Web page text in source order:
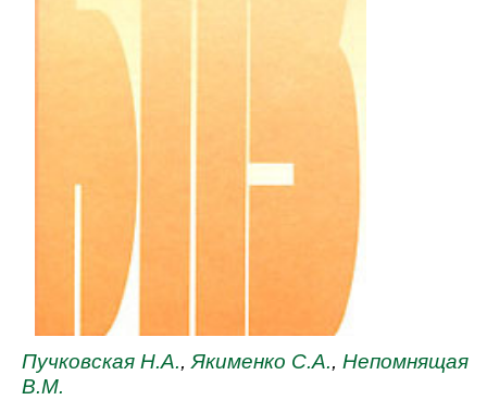
Пучковская Н.А.,Якименко С.А., Непомнящая
В.М.